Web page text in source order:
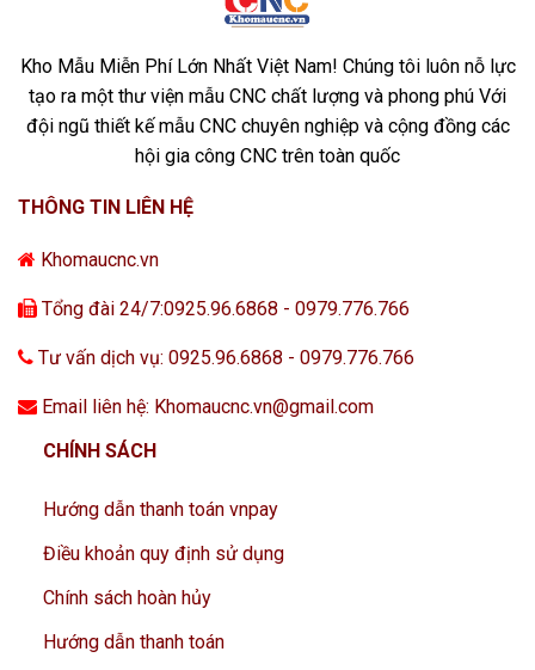
Kho Mẫu Miễn Phí Lớn Nhất Việt Nam! Chúng tôi luôn nỗ lực
tạo ra một thư viện mẫu CNC chất lượng và phong phú Với
đội ngũ thiết kế mẫu CNC chuyên nghiệp và cộng đồng các
hội gia công CNC trên toàn quốc
THÔNG TIN LIÊN HỆ
Khomaucnc.vn
Tổng đài 24/7:0925.96.6868 - 0979.776.766
Tư vấn dịch vụ: 0925.96.6868 - 0979.776.766
Email liên hệ: Khomaucnc.vn@gmail.com
CHÍNH SÁCH
Hướng dẫn thanh toán vnpay
Điều khoản quy định sử dụng
Chính sách hoàn hủy
Hướng dẫn thanh toán